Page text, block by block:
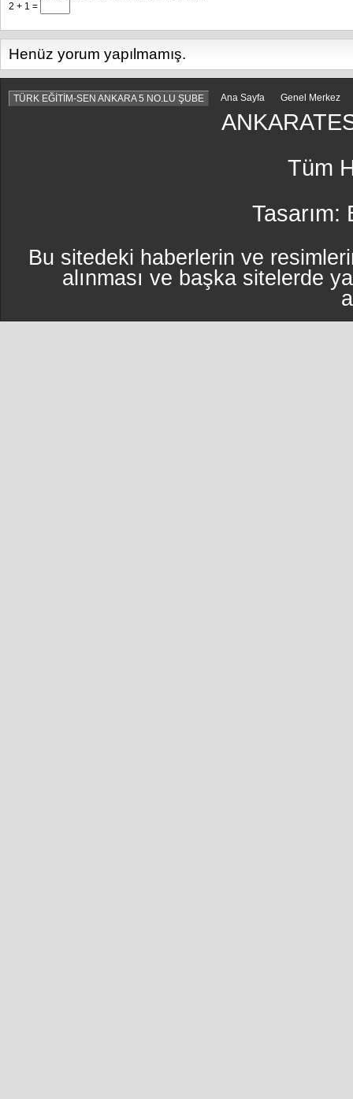
2 + 1 =
Henüz yorum yapılmamış.
TÜRK EĞİTİM-SEN ANKARA 5 NO.LU ŞUBE Ana Sayfa Genel Merkez
Tüm
Tasarım:
Bu sitedeki haberlerin ve
alınması ve başka sitelerde